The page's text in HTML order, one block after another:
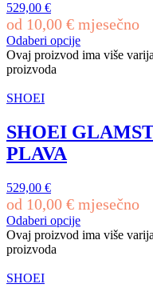
529,00 €
od 10,00 € mjesečno
Odaberi opcije
Ovaj proizvod ima više
proizvoda
SHOEI
SHOEI
PLAVA
529,00 €
od 10,00 € mjesečno
Odaberi opcije
Ovaj proizvod ima više
proizvoda
SHOEI